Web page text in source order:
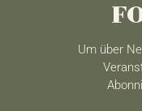
Um über